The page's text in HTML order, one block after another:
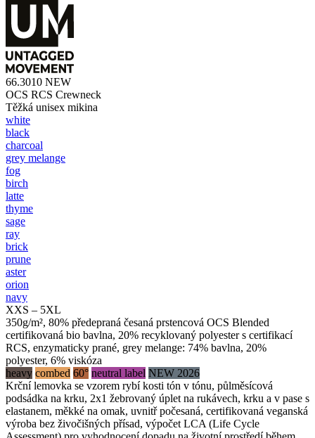
66.3010 NEW
OCS RCS Crewneck
Těžká unisex mikina
white
black
charcoal
grey melange
fog
birch
latte
thyme
sage
ray
brick
prune
aster
orion
navy
XXS – 5XL
350g/m², 80% předepraná česaná prstencová OCS Blended
certifikovaná bio bavlna, 20% recyklovaný polyester s certifikací
RCS, enzymaticky prané, grey melange: 74% bavlna, 20%
polyester, 6% viskóza
heavy combed 60° neutral label NEW 2026
Krční lemovka se vzorem rybí kosti tón v tónu, půlměsícová
podsádka na krku, 2x1 žebrovaný úplet na rukávech, krku a v pase s
elastanem, měkké na omak, uvnitř počesaná, certifikovaná veganská
výroba bez živočišných přísad, výpočet LCA (Life Cycle